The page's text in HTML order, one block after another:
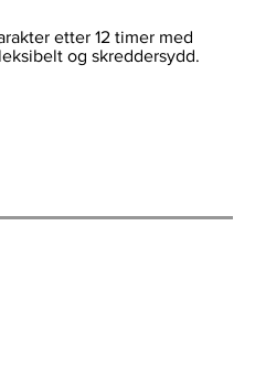
etter 12 timer med
og skreddersydd.